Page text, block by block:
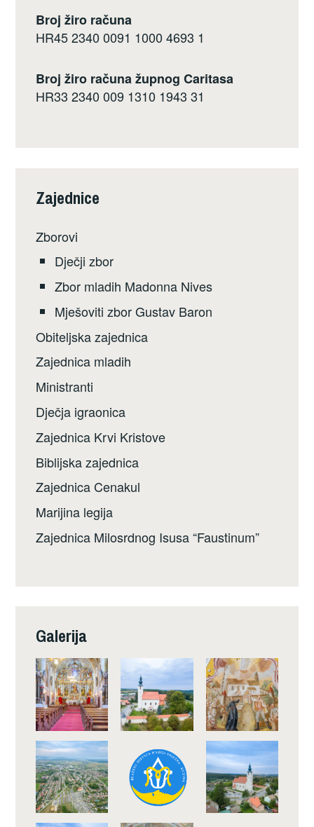
Broj žiro računa
HR45 2340 0091 1000 4693 1
Broj žiro računa župnog Caritasa
HR33 2340 009 1310 1943 31
Zajednice
Zborovi
Dječji zbor
Zbor mladih Madonna Nives
Mješoviti zbor Gustav Baron
Obiteljska zajednica
Zajednica mladih
Ministranti
Dječja igraonica
Zajednica Krvi Kristove
Biblijska zajednica
Zajednica Cenakul
Marijina legija
Zajednica Milosrdnog Isusa “Faustinum”
Galerija